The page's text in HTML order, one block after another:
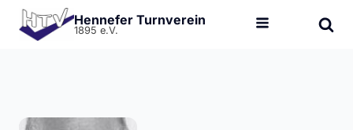
Hennefer Turnverein
1895 e.V.